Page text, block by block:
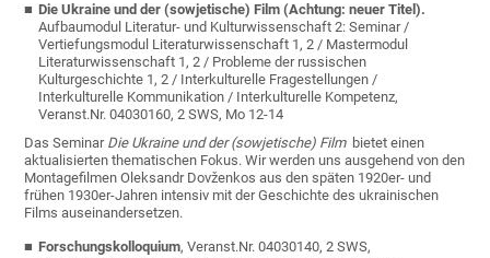
Die Ukraine und der (sowjetische) Film (Achtung: neuer Titel).
Aufbaumodul Literatur- und Kulturwissenschaft 2: Seminar /
Vertiefungsmodul Literaturwissenschaft 1, 2 / Mastermodul
Literaturwissenschaft 1, 2 / Probleme der russischen
Kulturgeschichte 1, 2 / Interkulturelle Fragestellungen /
Interkulturelle Kommunikation / Interkulturelle Kompetenz,
Veranst.Nr.04030160, 2 SWS, Mo 12-14
Das Seminar Die Ukraine und der (sowjetische) Filmbietet einen
aktualisierten thematischen Fokus. Wir werden uns ausgehend von den
Montagefilmen Oleksandr Dovženkos aus den späten 1920er- und
frühen 1930er-Jahren intensiv mit der Geschichte des ukrainischen
Films auseinandersetzen.
Forschungskolloquium, Veranst.Nr. 04030140, 2 SWS,